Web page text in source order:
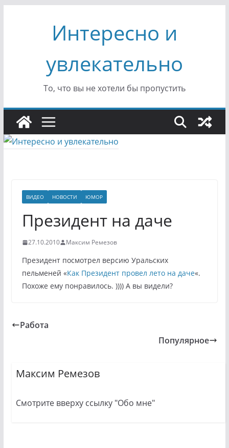
содержимомуИнтересно и
увлекательно
То, что вы не хотели бы пропустить
ВИДЕО НОВОСТИ ЮМОР
Президент на даче
27.10.2010 Максим Ремезов
Президент посмотрел версию Уральских
пельменей «Как Президент провел лето на даче«.
Похоже ему понравилось. )))) А вы видели?
Работа
Популярное
Максим Ремезов
Смотрите вверху ссылку "Обо мне"